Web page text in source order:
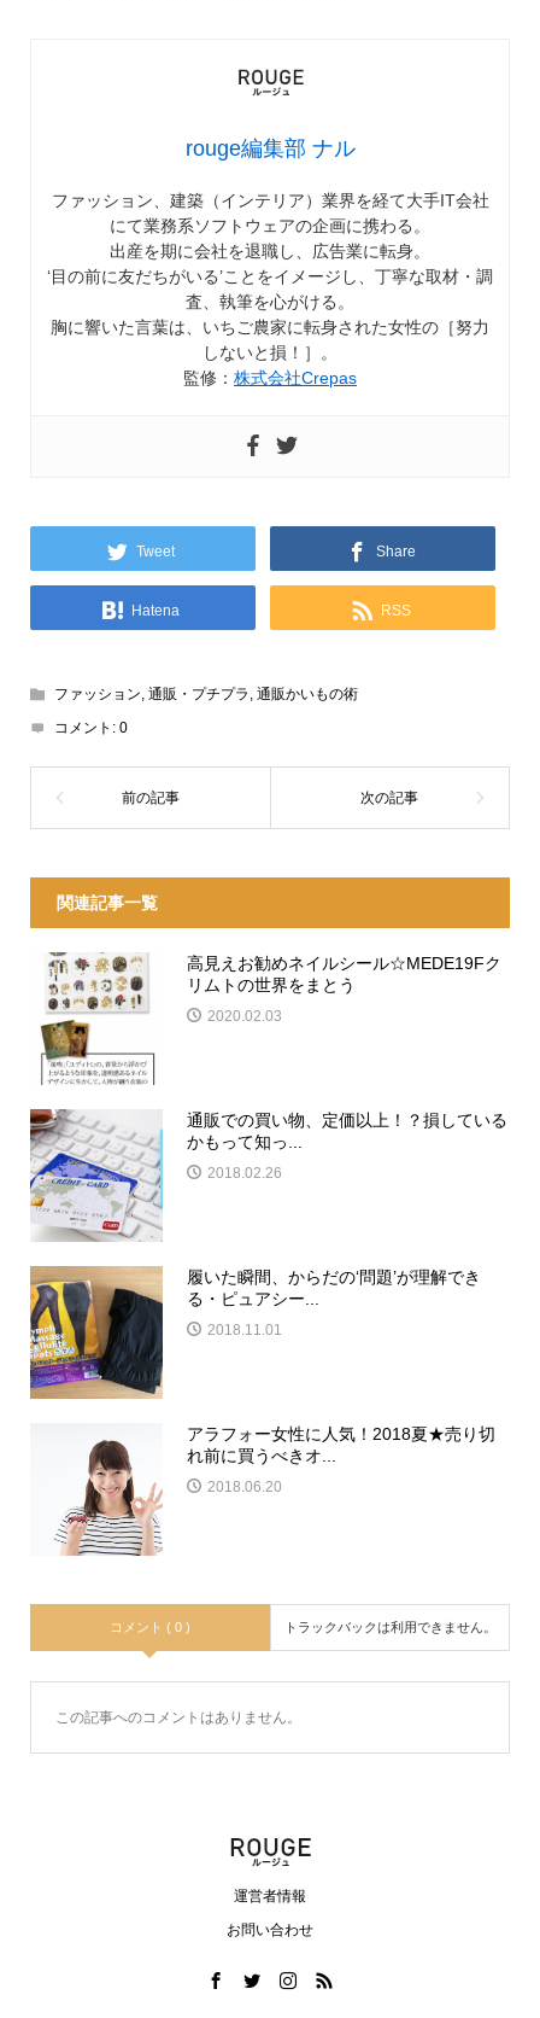
rouge編集部 ナル
ファッション、建築（インテリア）業界を経て大手IT会社
にて業務系ソフトウェアの企画に携わる。
出産を期に会社を退職し、広告業に転身。
‘目の前に友だちがいる’ことをイメージし、丁寧な取材・調
査、執筆を心がける。
胸に響いた言葉は、いちご農家に転身された女性の［努力
しないと損！］。
監修： 株式会社Crepas
Tweet Share
Hatena RSS
ファッション, 通販・プチプラ , 通販かいもの術
コメント: 0
関連記事一覧
高見えお勧めネイルシール☆MEDE19Fク
リムトの世界をまとう
2020.02.03
通販での買い物、定価以上！？損している
かもって知っ...
2018.02.26
履いた瞬間、からだの‘問題’が理解でき
る・ピュアシー...
2018.11.01
アラフォー女性に人気！2018夏★売り切
れ前に買うべきオ...
2018.06.20
コメント ( 0 ) トラックバックは利用できません。
この記事へのコメントはありません。
運営者情報
お問い合わせ